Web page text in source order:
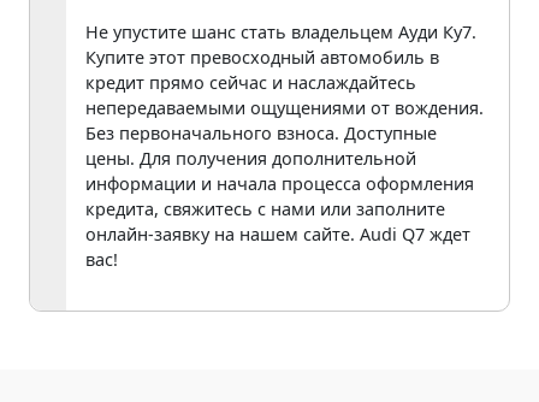
Не упустите шанс стать владельцем Ауди Ку7.
Купите этот превосходный автомобиль в
кредит прямо сейчас и наслаждайтесь
непередаваемыми ощущениями от вождения.
Без первоначального взноса. Доступные
цены. Для получения дополнительной
информации и начала процесса оформления
кредита, свяжитесь с нами или заполните
онлайн-заявку на нашем сайте. Audi Q7 ждет
вас!